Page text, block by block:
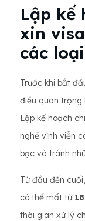
Lập kế
xin
các
Trước khi bắt
điều quan trọng
Lập kế hoạch
nghề vĩnh viễn
bạc và tránh
Từ đầu đến
có thể mất từ ​​
thời gian xử lý